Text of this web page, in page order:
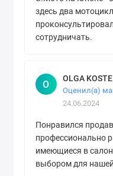
здесь два
сотрудничать.
O OLGA
Оценил(а)
24.06.2024
Понравился
профессионально
имеющиеся в
выбором для